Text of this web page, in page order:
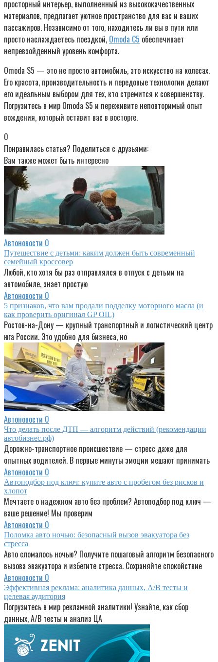
просторный интерьер, выполненный из высококачественных
материалов, предлагает уютное пространство для вас и ваших
пассажиров. Независимо от того, находитесь ли вы в пути или
просто наслаждаетесь поездкой, Omoda С5 обеспечивает
непревзойденный уровень комфорта.
Omoda S5 — это не просто автомобиль, это искусство на колесах.
Его красота, производительность и передовые технологии делают
его идеальным выбором для тех, кто стремится к совершенству.
Погрузитесь в мир Omoda S5 и переживите неповторимый опыт
вождения, который оставит вас в восторге.
0
Понравилась статья? Поделиться с друзьями:
Вам также может быть интересно
Автоновости 0
Путешествие с детьми: каким должен быть современный
семейный кроссовер
Любой, кто хотя бы раз отправлялся в отпуск с детьми на
автомобиле, знает простую
Автоновости 0
5 признаков, что вам продали подделку моторного масла (и
как проверить оригинал GP OIL)
Ростов-на-Дону — крупный транспортный и логистический центр
юга России. Это удобно для бизнеса, но
Автоновости 0
Что делать после ДТП — алгоритм действий (рекомендации
автобизнес.рф)
Дорожно-транспортное происшествие — стресс даже для
опытных водителей. В первые минуты эмоции мешают принимать
Автоновости 0
Автоподбор под ключ: купите авто с пробегом без рисков и
хлопот
Мечтаете о надежном авто без проблем? Автоподбор под ключ —
ваше решение! Мы проверим
Автоновости 0
Поломка авто ночью: безопасный вызов эвакуатора без
стресса
Авто сломалось ночью? Получите пошаговый алгоритм безопасного
вызова эвакуатора и избегите стресса. Сохраняйте спокойствие
Автоновости 0
Эффективная реклама: аналитика данных, A/B тесты и
целевая аудитория
Погрузитесь в мир рекламной аналитики! Узнайте, как сбор
данных, A/B тесты и анализ ЦА